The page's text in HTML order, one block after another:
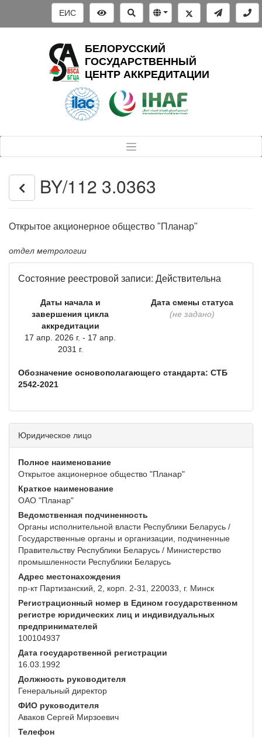
ЕИС
БЕЛОРУССКИЙ
ГОСУДАРСТВЕННЫЙ
ЦЕНТР АККРЕДИТАЦИИ
BY/112 3.0363
Открытое акционерное общество "Планар"
отдел метрологии
Состояние реестровой записи: Действительна
Даты начала и
завершения цикла
аккредитации
17 апр. 2026 г. - 17 апр.
2031 г.
Дата смены статуса
(не задано)
Обозначение основополагающего стандарта: СТБ
2542-2021
Юридическое лицо
Полное наименование
Открытое акционерное общество "Планар"
Краткое наименование
ОАО "Планар"
Ведомственная подчиненность
Органы исполнительной власти Республики Беларусь /
Государственные органы и организации, подчиненные
Правительству Республики Беларусь / Министерство
промышленности Республики Беларусь
Адрес местонахождения
пр-кт Партизанский, 2, корп. 2-31, 220033, г. Минск
Регистрационный номер в Едином государственном
регистре юридических лиц и индивидуальных
предпринимателей
100104937
Дата государственной регистрации
16.03.1992
Должность руководителя
Генеральный директор
ФИО руководителя
Аваков Сергей Мирзоевич
Телефон